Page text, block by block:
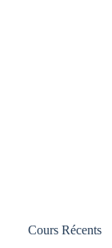
Cours Récents